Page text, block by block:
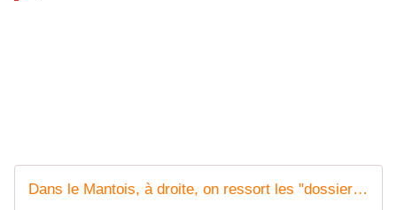
Dans le Mantois, à droite, on ressort les "dossiers qui puent" - Le journal des deux rives